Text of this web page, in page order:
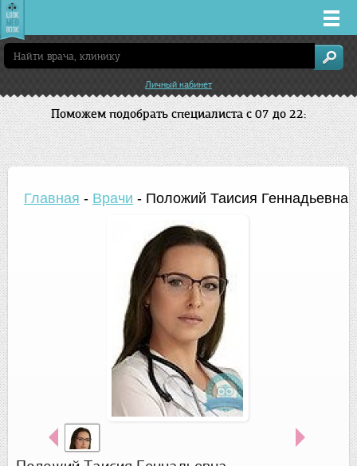
Врачи
Клиники
Заболевания
Личный кабинет
Поможем подобрать специалиста с 07 до 22:
Главная - Врачи - Положий Таисия Геннадьевна